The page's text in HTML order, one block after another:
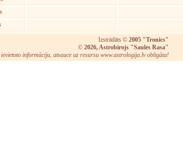
Izstrādāts © 2005 "Tronics"
© 2026, Astrobirojs "Saules Rasa"
informāciju, atsauce uz resursu www.astrologija.lv obligāta!